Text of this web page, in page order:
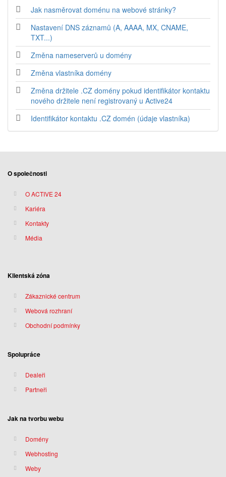
Jak nasměrovat doménu na webové stránky?
Nastavení DNS záznamů (A, AAAA, MX, CNAME,
TXT...)
Změna nameserverů u domény
Změna vlastníka domény
Změna držitele .CZ domény pokud identifikátor kontaktu
nového držitele není registrovaný u Active24
Identifikátor kontaktu .CZ domén (údaje vlastníka)
O společnosti
O ACTIVE 24
Kariéra
Kontakty
Média
Klientská zóna
Zákaznické centrum
Webová rozhraní
Obchodní podmínky
Spolupráce
Dealeři
Partneři
Jak na tvorbu webu
Domény
Webhosting
Weby